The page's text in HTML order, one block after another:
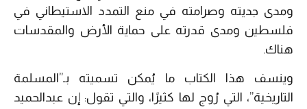
ومدى جديته وصرامته في منع التمدد الاستيطاني في
فلسطين ومدى قدرته على حماية الأرض والمقدسات
هناك.
وينسف هذا الكتاب ما يُمكن تسميته بـ”المسلمة
التاريخية”، التي رُوج لها كثيرًا، والتي تقول: إن عبدالحميد